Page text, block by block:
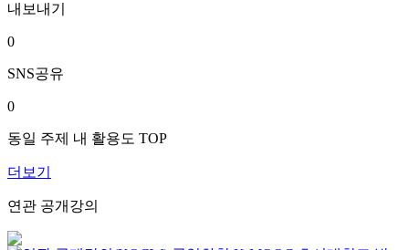
내보내기
0
SNS공유
0
동일 주제 내 활용도 TOP
더보기
연관 공개강의